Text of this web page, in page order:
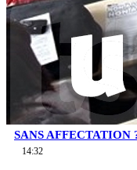
SANS AFFECTATION
14:32